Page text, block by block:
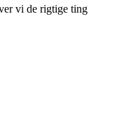
vi de rigtige ting